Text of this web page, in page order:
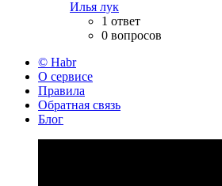
Илья лук
1 ответ
0 вопросов
© Habr
О сервисе
Правила
Обратная связь
Блог